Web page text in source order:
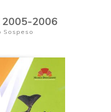
2005-2006
Sospeso